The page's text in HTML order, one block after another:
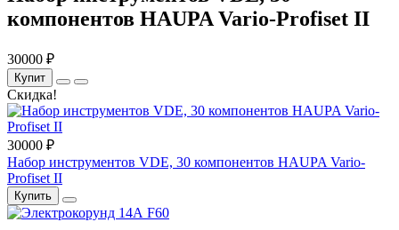
компонентов HAUPA Vario-Profiset II
30000 ₽
Купит
Скидка!
30000 ₽
Набор инструментов VDE, 30 компонентов HAUPA Vario-
Profiset II
Купить